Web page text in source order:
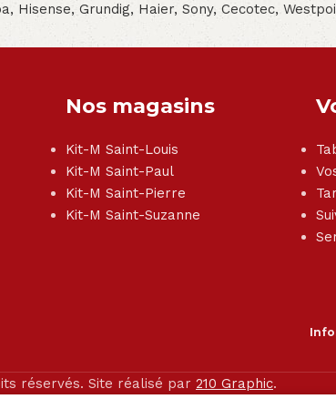
Hisense, Grundig, Haier, Sony, Cecotec,
Nos magasins
Kit-M Saint-Louis
Kit-M Saint-Paul
Kit-M Saint-Pierre
Kit-M Saint-Suzanne
réservés. Site réalisé par 210 Graphic.